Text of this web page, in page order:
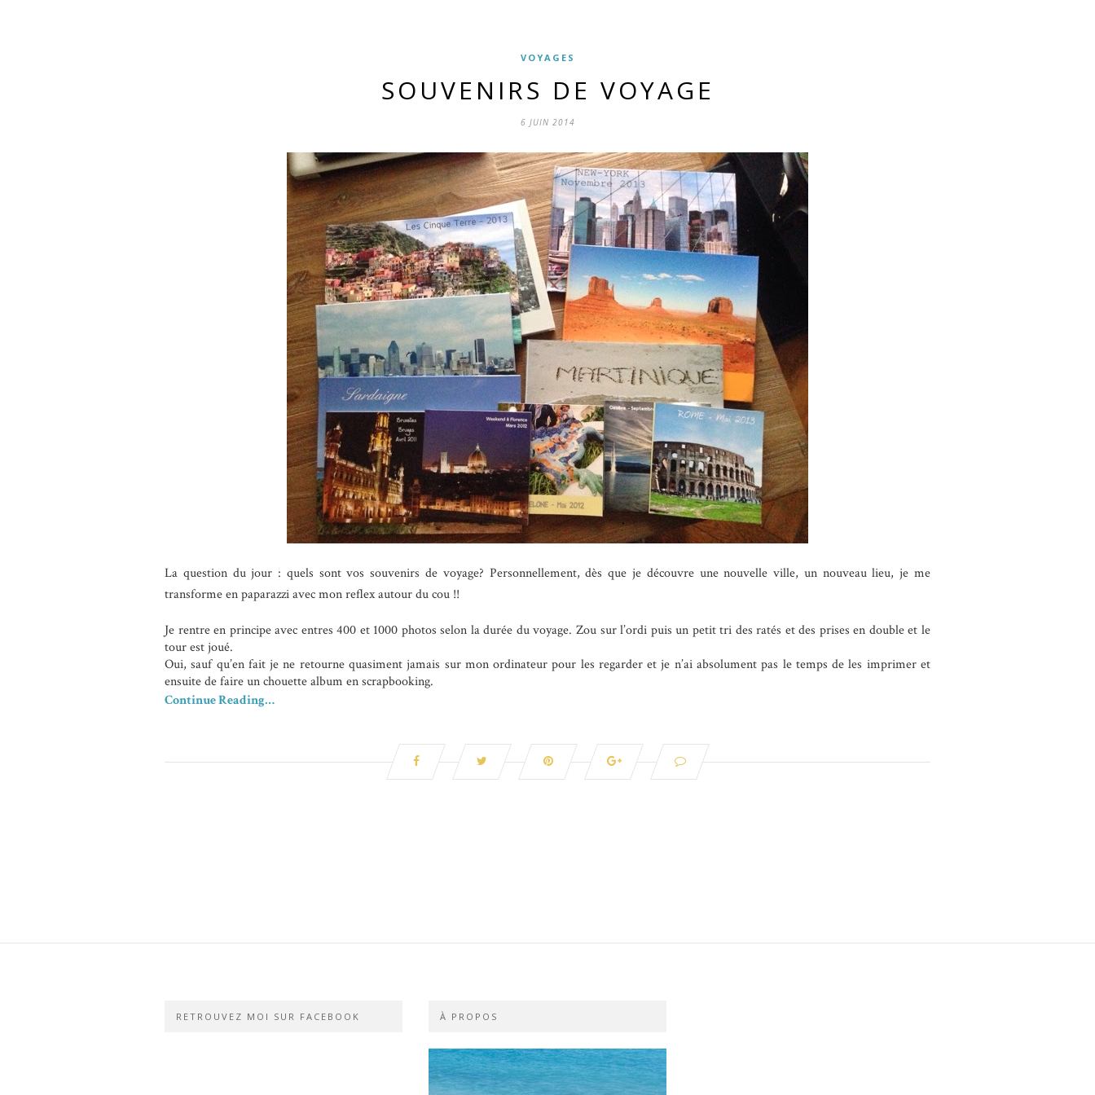
VOYAGES
SOUVENIRS DE VOYAGE
6 JUIN 2014
La question du jour : quels sont vos souvenirs de voyage? Personnellement, dès que je découvre une nouvelle ville, un nouveau lieu, je me
transforme en paparazzi avec mon reflex autour du cou !!
Je rentre en principe avec entres 400 et 1000 photos selon la durée du voyage. Zou sur l’ordi puis un petit tri des ratés et des prises en double et le
tour est joué.
Oui, sauf qu’en fait je ne retourne quasiment jamais sur mon ordinateur pour les regarder et je n’ai absolument pas le temps de les imprimer et
ensuite de faire un chouette album en scrapbooking.
Continue Reading…
RETROUVEZ MOI SUR FACEBOOK À PROPOS